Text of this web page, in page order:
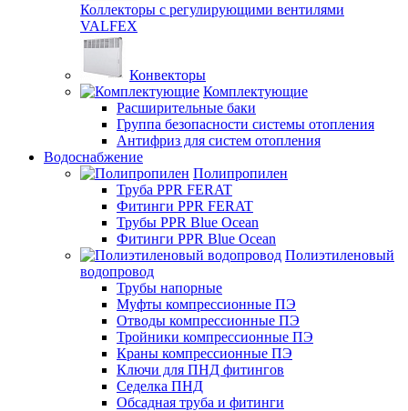
Коллекторы с регулирующими вентилями
VALFEX
Конвекторы
Комплектующие
Расширительные баки
Группа безопасности системы отопления
Антифриз для систем отопления
Водоснабжение
Полипропилен
Труба PPR FERAT
Фитинги PPR FERAT
Трубы PPR Blue Ocean
Фитинги PPR Blue Ocean
Полиэтиленовый
водопровод
Трубы напорные
Муфты компрессионные ПЭ
Отводы компрессионные ПЭ
Тройники компрессионные ПЭ
Краны компрессионные ПЭ
Ключи для ПНД фитингов
Седелка ПНД
Обсадная труба и фитинги